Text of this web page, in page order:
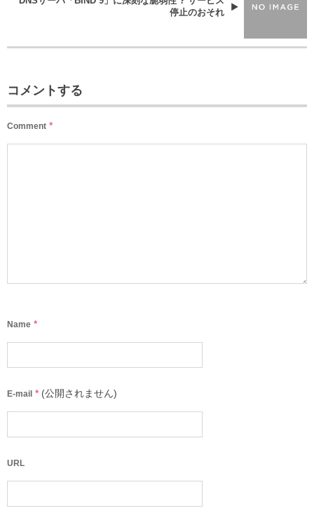
停止のおそれ
コメントする
Comment *
Name *
E-mail * (公開されません)
URL